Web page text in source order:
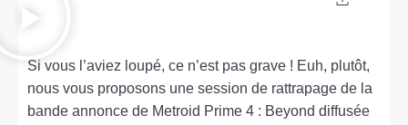
Si vous l’aviez loupé, ce n’est pas grave ! Euh, plutôt,
nous vous proposons une session de rattrapage de la
bande annonce de Metroid Prime 4 : Beyond diffusée